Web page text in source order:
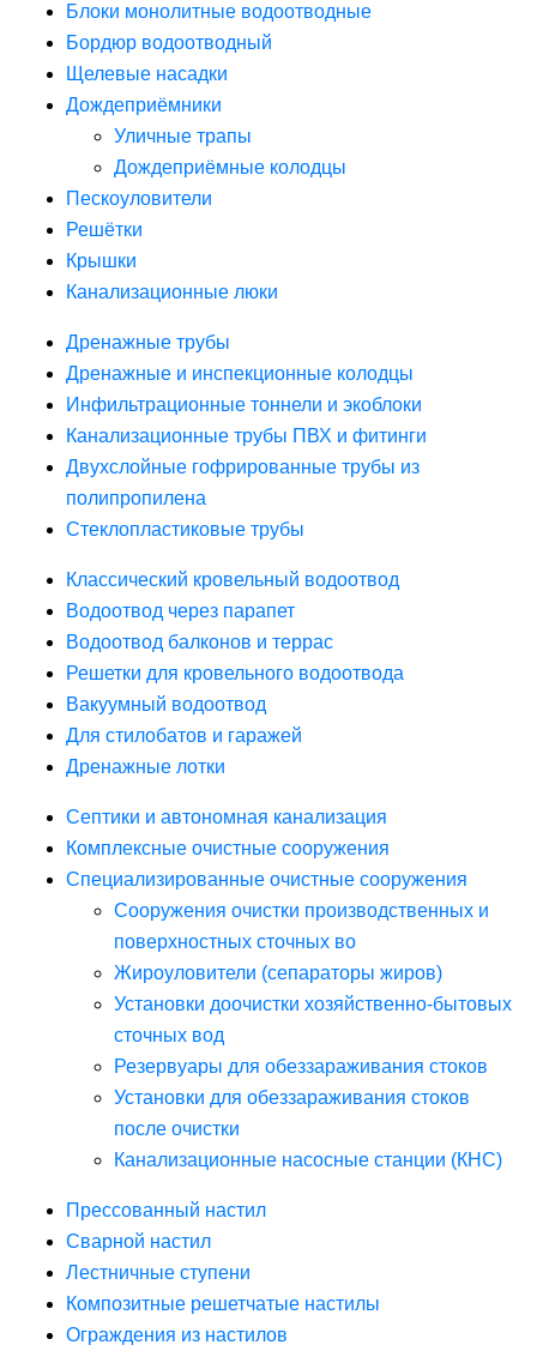
Блоки монолитные водоотводные
Бордюр водоотводный
Щелевые насадки
Дождеприёмники
Уличные трапы
Дождеприёмные колодцы
Пескоуловители
Решётки
Крышки
Канализационные люки
Дренажные трубы
Дренажные и инспекционные колодцы
Инфильтрационные тоннели и экоблоки
Канализационные трубы ПВХ и фитинги
Двухслойные гофрированные трубы из
полипропилена
Стеклопластиковые трубы
Классический кровельный водоотвод
Водоотвод через парапет
Водоотвод балконов и террас
Решетки для кровельного водоотвода
Вакуумный водоотвод
Для стилобатов и гаражей
Дренажные лотки
Септики и автономная канализация
Комплексные очистные сооружения
Специализированные очистные сооружения
Сооружения очистки производственных и
поверхностных сточных во
Жироуловители (сепараторы жиров)
Установки доочистки хозяйственно-бытовых
сточных вод
Резервуары для обеззараживания стоков
Установки для обеззараживания стоков
после очистки
Канализационные насосные станции (КНС)
Прессованный настил
Сварной настил
Лестничные ступени
Композитные решетчатые настилы
Ограждения из настилов